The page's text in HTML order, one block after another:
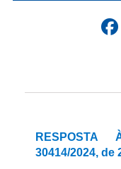
RESPOSTA
30414/2024, de